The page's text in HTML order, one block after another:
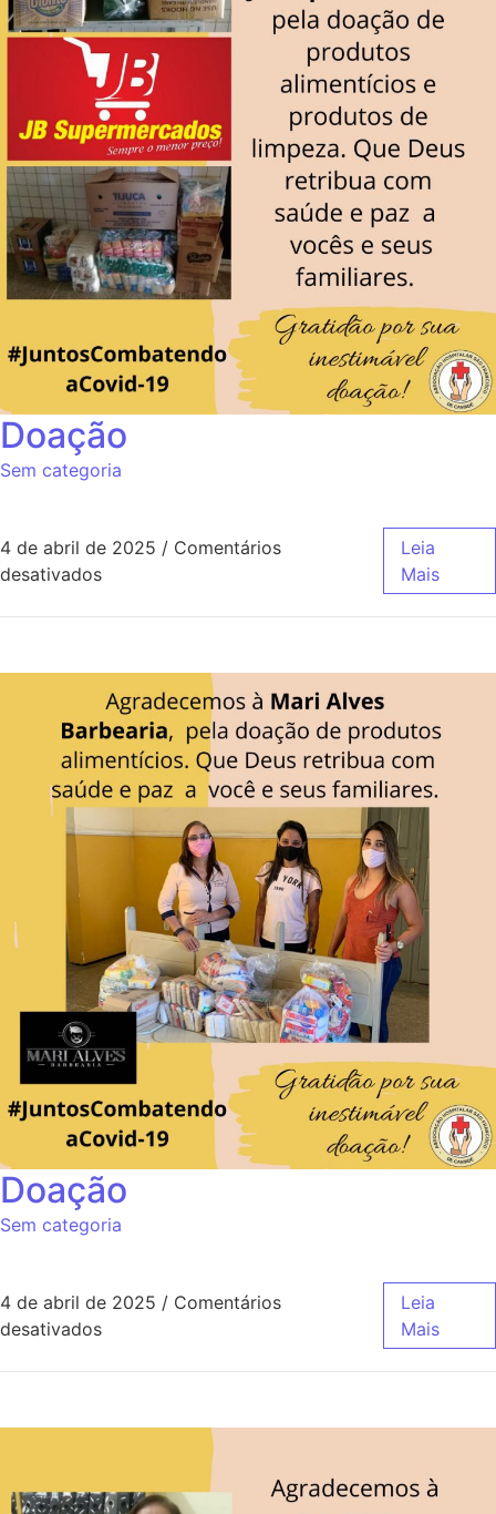
Doação
Sem categoria
4 de abril de 2025 / Comentários
desativados
Leia
Mais
Doação
Sem categoria
4 de abril de 2025 / Comentários
desativados
Leia
Mais